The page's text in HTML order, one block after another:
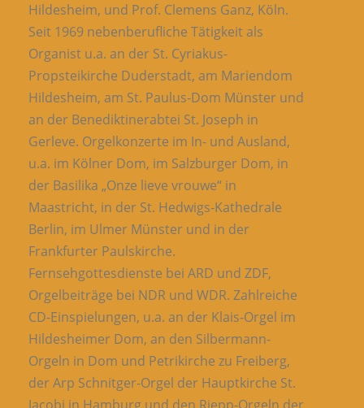
Hildesheim, und Prof. Clemens Ganz, Köln.
Seit 1969 nebenberufliche Tätigkeit als
Organist u.a. an der St. Cyriakus-
Propsteikirche Duderstadt, am Mariendom
Hildesheim, am St. Paulus-Dom Münster und
an der Benediktinerabtei St. Joseph in
Gerleve. Orgelkonzerte im In- und Ausland,
u.a. im Kölner Dom, im Salzburger Dom, in
der Basilika „Onze lieve vrouwe“ in
Maastricht, in der St. Hedwigs-Kathedrale
Berlin, im Ulmer Münster und in der
Frankfurter Paulskirche.
Fernsehgottesdienste bei ARD und ZDF,
Orgelbeiträge bei NDR und WDR. Zahlreiche
CD-Einspielungen, u.a. an der Klais-Orgel im
Hildesheimer Dom, an den Silbermann-
Orgeln in Dom und Petrikirche zu Freiberg,
der Arp Schnitger-Orgel der Hauptkirche St.